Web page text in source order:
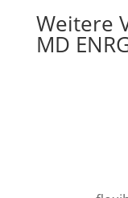
Weitere
MD